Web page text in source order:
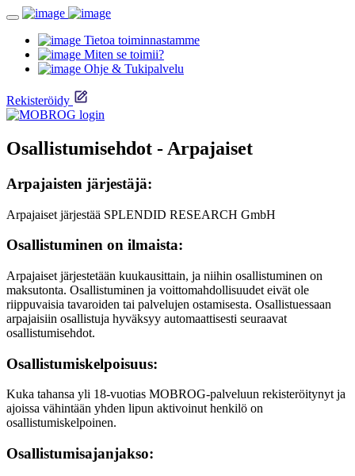
Tietoa toiminnastamme
Miten se toimii?
Ohje & Tukipalvelu
Rekisteröidy
Osallistumisehdot - Arpajaiset
Arpajaisten järjestäjä:
Arpajaiset järjestää SPLENDID RESEARCH GmbH
Osallistuminen on ilmaista:
Arpajaiset järjestetään kuukausittain, ja niihin osallistuminen on
maksutonta. Osallistuminen ja voittomahdollisuudet eivät ole
riippuvaisia tavaroiden tai palvelujen ostamisesta. Osallistuessaan
arpajaisiin osallistuja hyväksyy automaattisesti seuraavat
osallistumisehdot.
Osallistumiskelpoisuus:
Kuka tahansa yli 18-vuotias MOBROG-palveluun rekisteröitynyt ja
ajoissa vähintään yhden lipun aktivoinut henkilö on
osallistumiskelpoinen.
Osallistumisajanjakso: